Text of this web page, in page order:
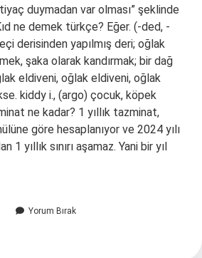
duymadan var olması” şeklinde
ne demek türkçe? Eğer. (-ded, -
derisinden yapılmış deri; oğlak
şaka olarak kandırmak; bir dağ
eldiveni, oğlak eldiveni, oğlak
kiddy i., (argo) çocuk, köpek
ne kadar? 1 yıllık tazminat,
göre hesaplanıyor ve 2024 yılı
1 yıllık sınırı aşamaz. Yani bir yıl
Yorum Bırak